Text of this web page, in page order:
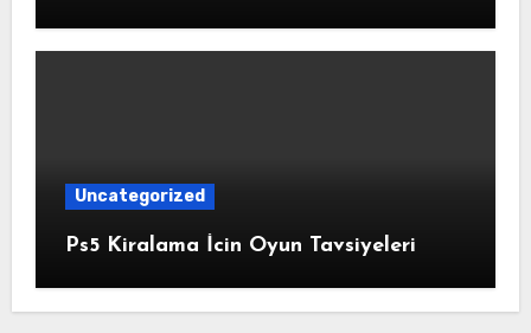
Uncategorized
Ps5 Kiralama İcin Oyun Tavsiyeleri